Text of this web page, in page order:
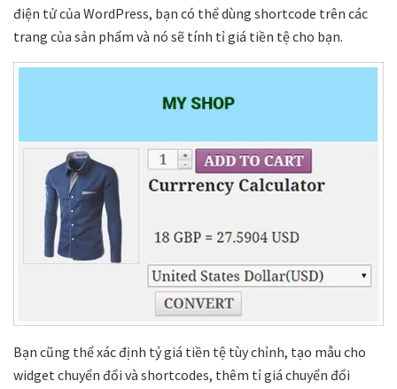
điện tử của WordPress, bạn có thể dùng shortcode trên các
trang của sản phẩm và nó sẽ tính tỉ giá tiền tệ cho bạn.
Bạn cũng thể xác định tỷ giá tiền tệ tùy chỉnh, tạo mẫu cho
widget chuyển đổi và shortcodes, thêm tỉ giá chuyển đổi